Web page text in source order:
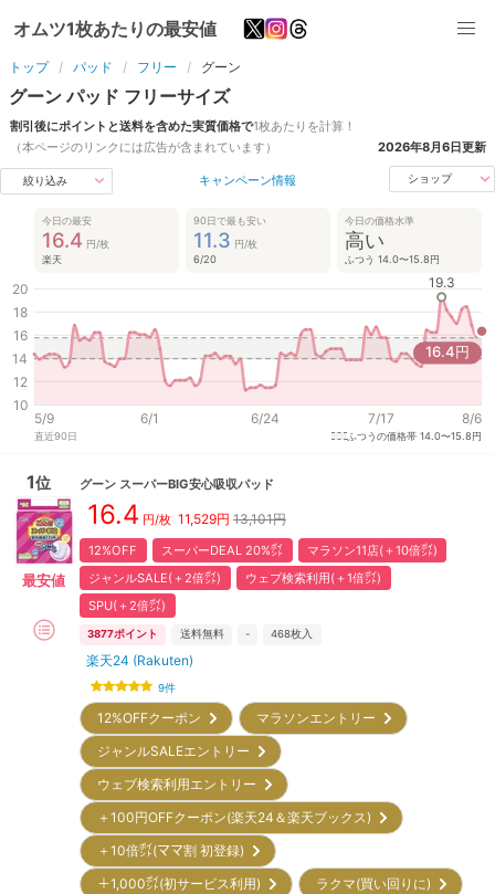
オムツ1枚あたりの最安値
トップ パッド フリー グーン
グーン パッド フリーサイズ
割引後にポイントと送料を含めた実質価格で1枚あたりを計算！
（本ページのリンクには広告が含まれています）
2026年8月6日更新
絞り込み キャンペーン情報 ショップ
今日の最安
16.4 円/枚
楽天
90日で最も安い
11.3 円/枚
6/20
今日の価格水準
高い
ふつう 14.0〜15.8円
10
12
14
16
18
20
5/9 6/1 6/24 7/17 8/6
19.3
16.4円
直近90日 ふつうの価格帯14.0〜15.8円
1位
最安値
グーン スーパーBIG安心吸収パッド
16.4 円/枚 11,529円 13,101円
12%OFF スーパーDEAL 20%㌽
マラソン11店(＋10倍㌽)
ジャンルSALE(＋2倍㌽)
ウェブ検索利用(＋1倍㌽)
SPU(＋2倍㌽)
3877ポイント 送料無料 - 468枚入
楽天24 (Rakuten)
9件
12%OFFクーポン
マラソンエントリー
ジャンルSALEエントリー
ウェブ検索利用エントリー
＋100円OFFクーポン(楽天24＆楽天ブックス)
＋10倍㌽(ママ割 初登録)
＋1,000㌽(初サービス利用)
ラクマ(買い回りに)